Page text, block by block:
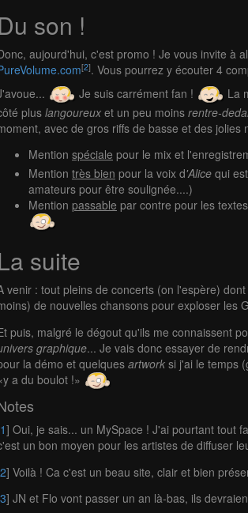
son !
aujourd'hui, c'est promo ! Je vous invite à
[2]. Vous pourrez y écouter 4
Je suis carrément fan !
La
plus langoureux et un peu moins rentre-
avec de gros riffs de basse et des
Mention spéciale pour le mix et
Mention très bien pour la voix d'Alice qui
amateurs pour être soulignée....)
Mention passable par contre pour les
suite
venir : tout pleins de concerts (on l'espère)
de nouvelles chansons pour exploser les
puis, malgré le dégout qu'ils me connaissent
graphique... Je vais donc essayer de
la démo et quelques artwork si j'ai le temps
y a du boulot !
1] Oui, je sais... un MySpace ! J'ai pourtant tout
un bon moyen pour les artistes de diffuser
2] Voilà ! Ca c'est un beau site, clair et bien
3] JN et Flo vont passer un an là-bas, ils